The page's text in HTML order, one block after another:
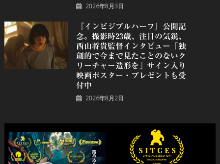
2026年8月3日
『インビジブルハーフ』公開記
念。撮影時23歳、注目の気鋭、
⻄⼭将貴監督インタビュー「独
創的で今まで見たことのないク
リーチャー造形を」サイン入り
映画ポスター・プレゼントも受
付中
2026年8月2日